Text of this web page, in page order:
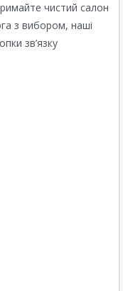
чистий салон
з вибором, наші
зв’язку